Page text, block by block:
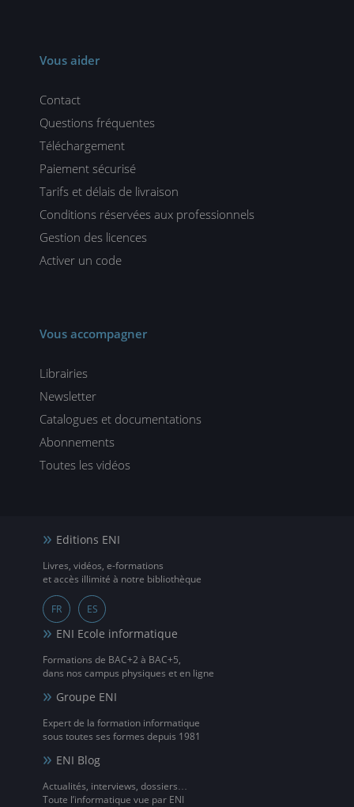
Vous aider
Contact
Questions fréquentes
Téléchargement
Paiement sécurisé
Tarifs et délais de livraison
Conditions réservées aux professionnels
Gestion des licences
Activer un code
Vous accompagner
Librairies
Newsletter
Catalogues et documentations
Abonnements
Toutes les vidéos
Editions ENI
Livres, vidéos, e-formations
et accès illimité à notre bibliothèque
FR ES
ENI Ecole informatique
Formations de BAC+2 à BAC+5,
dans nos campus physiques et en ligne
Groupe ENI
Expert de la formation informatique
sous toutes ses formes depuis 1981
ENI Blog
Actualités, interviews, dossiers…
Toute l’informatique vue par ENI